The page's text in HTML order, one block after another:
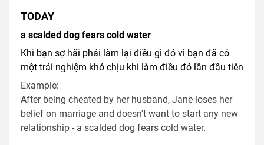
TODAY
a scalded dog fears cold water
Khi bạn sợ hãi phải làm lại điều gì đó vì bạn đã có
một trải nghiệm khó chịu khi làm điều đó lần đầu tiên
Example:
After being cheated by her husband, Jane loses her
belief on marriage and doesn't want to start any new
relationship - a scalded dog fears cold water.